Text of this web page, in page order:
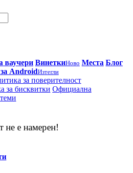
ваучери ВинеткиНово Места Блог
AndroidИзтегли
за поверителност
за бисквитки Официална
не е намерен!